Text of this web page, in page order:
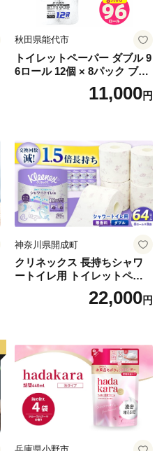
秋田県能代市
トイレットペーパー ダブル 9
6ロール 12個 × 8パック ブラ
ンカ 再生紙 100％ 芯あり 日
用品 消耗品 無香料 生活用品
11,000円
神奈川県開成町
クリネックス 長持ちシャワ
ートイレ用 トイレットペー
パー（ダブル）64ロール(8ロ
ール×8パック) 開成町 トイレ
蓄 防災 エコ 消耗品 生活雑貨
生活用品 無香料 トイレット
ペーパー ダブル といれっと
ぺーぱー トイレ クレシア ト
イレットペーパー [BDBH002
-1]
22,000円